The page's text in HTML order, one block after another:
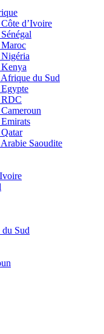
d’Ivoire
Maroc
du Sud
RDC
Saoudite
Sud